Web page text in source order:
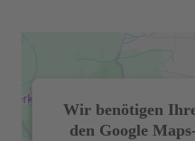
Wir benötigen
den Google